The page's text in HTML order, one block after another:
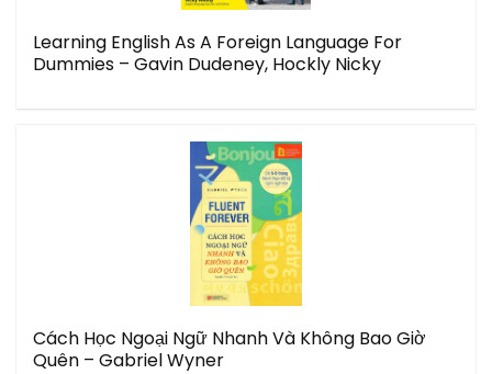
Learning English As A Foreign Language For
Dummies – Gavin Dudeney, Hockly Nicky
Cách Học Ngoại Ngữ Nhanh Và Không Bao Giờ
Quên – Gabriel Wyner